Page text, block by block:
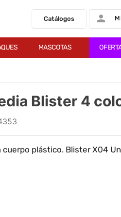
Catálogos
MASCOTAS
Blister 4
plástico. Blister X04